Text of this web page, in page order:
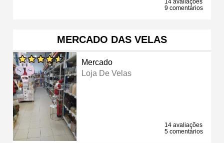
9 comentários
MERCADO DAS VELAS
Mercado
Loja De Velas
14 avaliações
5 comentários